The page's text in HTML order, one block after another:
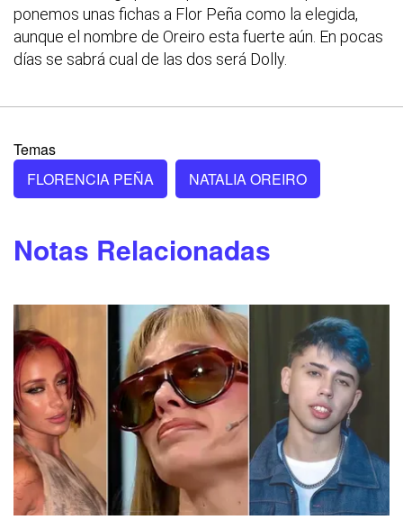
ponemos unas fichas a Flor Peña como la elegida,
aunque el nombre de Oreiro esta fuerte aún. En pocas
días se sabrá cual de las dos será Dolly.
Temas
FLORENCIA PEÑA
NATALIA OREIRO
Notas Relacionadas